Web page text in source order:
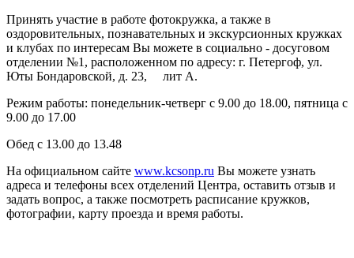
Принять участие в работе фотокружка, а также в
оздоровительных, познавательных и экскурсионных кружках
и клубах по интересам Вы можете в социально - досуговом
отделении №1, расположенном по адресу: г. Петергоф, ул.
Юты Бондаровской, д. 23, лит А.
Режим работы: понедельник-четверг с 9.00 до 18.00, пятница с
9.00 до 17.00
Обед с 13.00 до 13.48
На официальном сайте www.kcsonp.ru Вы можете узнать
адреса и телефоны всех отделений Центра, оставить отзыв и
задать вопрос, а также посмотреть расписание кружков,
фотографии, карту проезда и время работы.